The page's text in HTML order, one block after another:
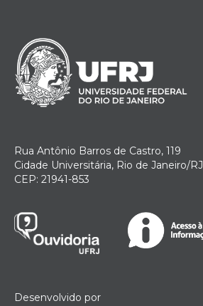
Rua Antônio Barros de Castro, 119
Cidade Universitária, Rio de Janeiro/RJ
CEP: 21941-853
Desenvolvido por